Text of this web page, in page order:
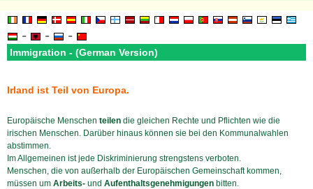
- - -
Immigration - (German Version)
Irland ist Teil von Europa.
Europäische Menschen teilen die gleichen Rechte und Pflichten wie die
irischen Menschen. Darüber hinaus können sie bei den Kommunalwahlen
abstimmen.
Im Allgemeinen ist jede Diskriminierung strengstens verboten.
Menschen, die von außerhalb der Europäischen Gemeinschaft kommen,
müssen um Arbeits- und Aufenthaltsgenehmigungen bitten.